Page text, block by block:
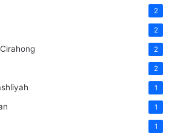
2
2
2
2
1
1
1